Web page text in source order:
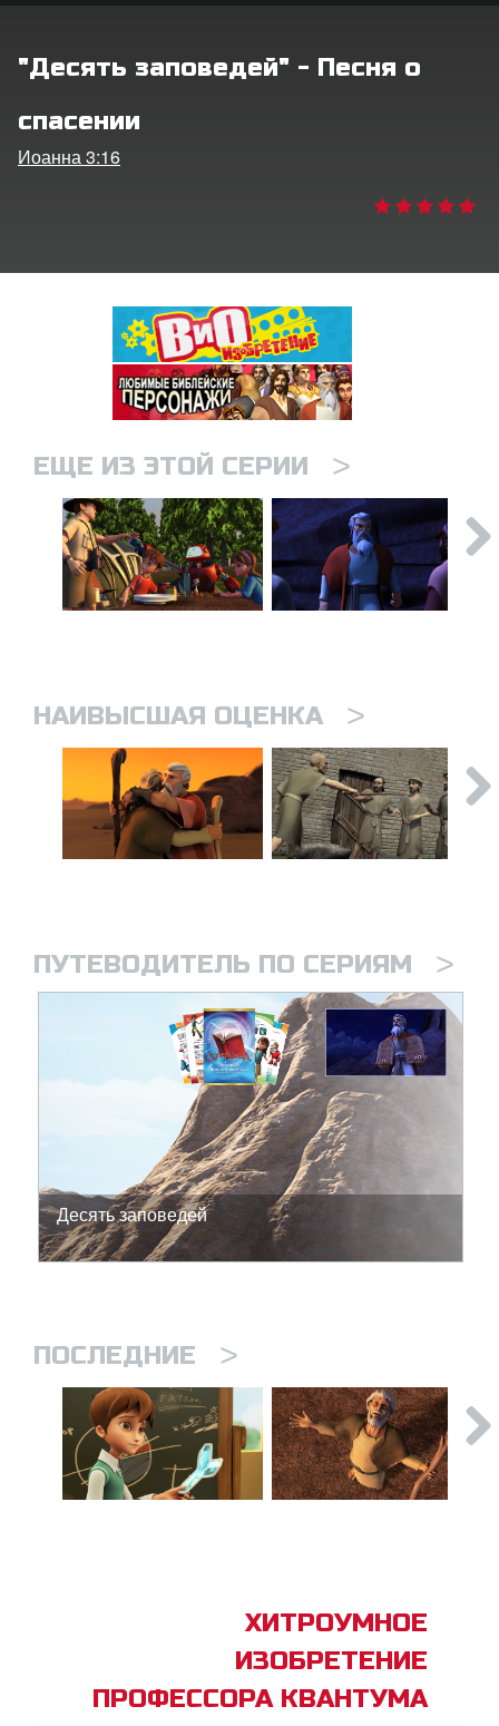
"Десять заповедей" - Песня о
спасении
Иоанна 3:16
ЕЩЕ ИЗ ЭТОЙ СЕРИИ >
НАИВЫСШАЯ ОЦЕНКА >
ПУТЕВОДИТЕЛЬ ПО СЕРИЯМ >
Десять заповедей
ПОСЛЕДНИЕ >
ХИТРОУМНОЕ
ИЗОБРЕТЕНИЕ
ПРОФЕССОРА КВАНТУМА